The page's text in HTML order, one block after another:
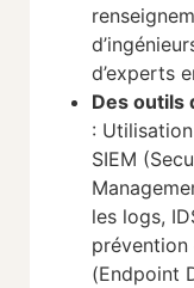
d’experts
Des outils
:
SIEM
les logs,
prévention
(Endpoint